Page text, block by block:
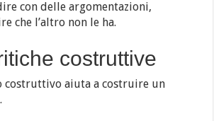
con delle argomentazioni,
che l’altro non le ha.
costruttive
costruttivo aiuta a costruire un